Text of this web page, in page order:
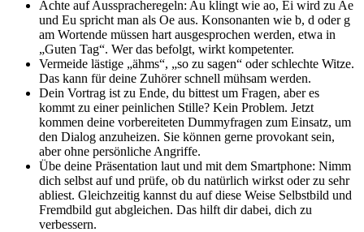
Achte auf Ausspracheregeln: Au klingt wie ao, Ei wird zu Ae
und Eu spricht man als Oe aus. Konsonanten wie b, d oder g
am Wortende müssen hart ausgesprochen werden, etwa in
„Guten Tag“. Wer das befolgt, wirkt kompetenter.
Vermeide lästige „ähms“, „so zu sagen“ oder schlechte Witze.
Das kann für deine Zuhörer schnell mühsam werden.
Dein Vortrag ist zu Ende, du bittest um Fragen, aber es
kommt zu einer peinlichen Stille? Kein Problem. Jetzt
kommen deine vorbereiteten Dummyfragen zum Einsatz, um
den Dialog anzuheizen. Sie können gerne provokant sein,
aber ohne persönliche Angriffe.
Übe deine Präsentation laut und mit dem Smartphone: Nimm
dich selbst auf und prüfe, ob du natürlich wirkst oder zu sehr
abliest. Gleichzeitig kannst du auf diese Weise Selbstbild und
Fremdbild gut abgleichen. Das hilft dir dabei, dich zu
verbessern.